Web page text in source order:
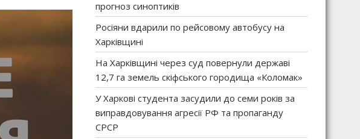
прогноз синоптиків
Росіяни вдарили по рейсовому автобусу на
Харківщині
На Харківщині через суд повернули державі
12,7 га земель скіфського городища «Коломак»
У Харкові студента засудили до семи років за
виправдовування агресії РФ та пропаганду
СРСР